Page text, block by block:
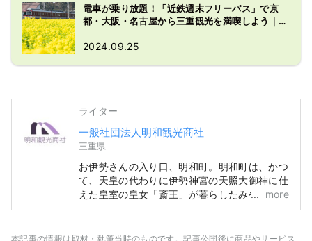
電車が乗り放題！「近鉄週末フリーパス」で京
都・大阪・名古屋から三重観光を満喫しよう｜利
2024.09.25
ライター
一般社団法人明和観光商社
三重県
お伊勢さんの入り口、明和町。明和町は、かつ
て、天皇の代わりに伊勢神宮の天照大御神に仕
えた皇室の皇女「斎王」が暮らしたみやこ「斎
宮」が史跡として眠るまちです。
more
本記事の情報は取材・執筆当時のものです。記事公開後に商品やサービス